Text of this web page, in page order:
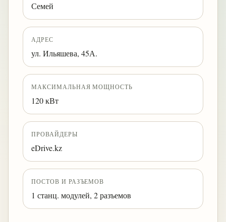
Семей
АДРЕС
ул. Ильяшева, 45А.
МАКСИМАЛЬНАЯ МОЩНОСТЬ
120 кВт
ПРОВАЙДЕРЫ
eDrive.kz
ПОСТОВ И РАЗЪЕМОВ
1 станц. модулей, 2 разъемов